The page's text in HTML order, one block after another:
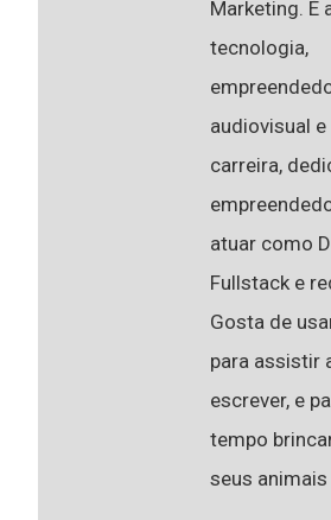
Marketing. É
tecnologia,
audiovisual
carreira,
atuar como
Fullstack e
Gosta de
para assistir
escrever, e
tempo
seus